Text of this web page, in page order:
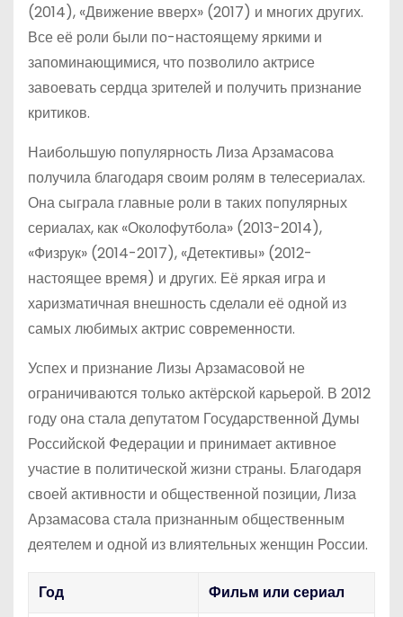
(2014), «Движение вверх» (2017) и многих других.
Все её роли были по-настоящему яркими и
запоминающимися, что позволило актрисе
завоевать сердца зрителей и получить признание
критиков.
Наибольшую популярность Лиза Арзамасова
получила благодаря своим ролям в телесериалах.
Она сыграла главные роли в таких популярных
сериалах, как «Околофутбола» (2013-2014),
«Физрук» (2014-2017), «Детективы» (2012-
настоящее время) и других. Её яркая игра и
харизматичная внешность сделали её одной из
самых любимых актрис современности.
Успех и признание Лизы Арзамасовой не
ограничиваются только актёрской карьерой. В 2012
году она стала депутатом Государственной Думы
Российской Федерации и принимает активное
участие в политической жизни страны. Благодаря
своей активности и общественной позиции, Лиза
Арзамасова стала признанным общественным
деятелем и одной из влиятельных женщин России.
Год Фильм или сериал